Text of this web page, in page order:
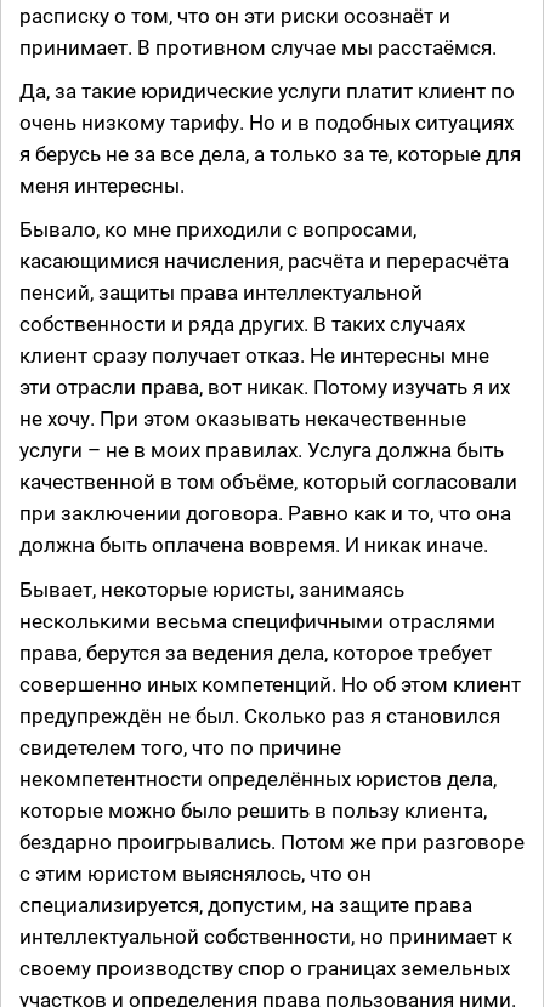
расписку о том, что он эти риски осознаёт и
принимает. В противном случае мы расстаёмся.
Да, за такие юридические услуги платит клиент по
очень низкому тарифу. Но и в подобных ситуациях
я берусь не за все дела, а только за те, которые для
меня интересны.
Бывало, ко мне приходили с вопросами,
касающимися начисления, расчёта и перерасчёта
пенсий, защиты права интеллектуальной
собственности и ряда других. В таких случаях
клиент сразу получает отказ. Не интересны мне
эти отрасли права, вот никак. Потому изучать я их
не хочу. При этом оказывать некачественные
услуги – не в моих правилах. Услуга должна быть
качественной в том объёме, который согласовали
при заключении договора. Равно как и то, что она
должна быть оплачена вовремя. И никак иначе.
Бывает, некоторые юристы, занимаясь
несколькими весьма специфичными отраслями
права, берутся за ведения дела, которое требует
совершенно иных компетенций. Но об этом клиент
предупреждён не был. Сколько раз я становился
свидетелем того, что по причине
некомпетентности определённых юристов дела,
которые можно было решить в пользу клиента,
бездарно проигрывались. Потом же при разговоре
с этим юристом выяснялось, что он
специализируется, допустим, на защите права
интеллектуальной собственности, но принимает к
своему производству спор о границах земельных
участков и определения права пользования ними.